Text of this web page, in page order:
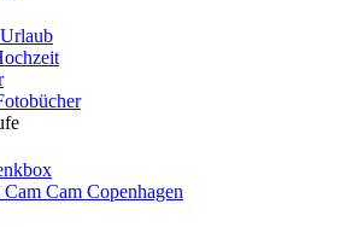
Cam Copenhagen